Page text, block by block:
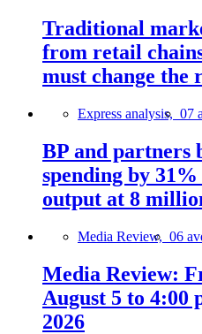
Traditional
from retail
must change the
Express analysis, 07
BP and partners
spending by
output at 8
Media Review, 06
Media Review:
August 5 to 4:00
2026